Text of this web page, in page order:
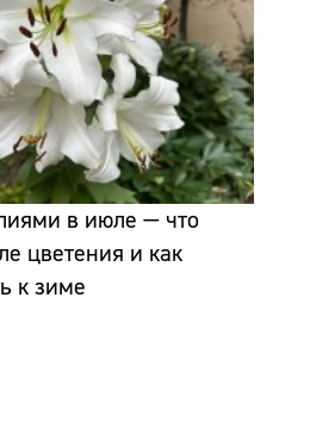
в июле — что
цветения и как
к зиме